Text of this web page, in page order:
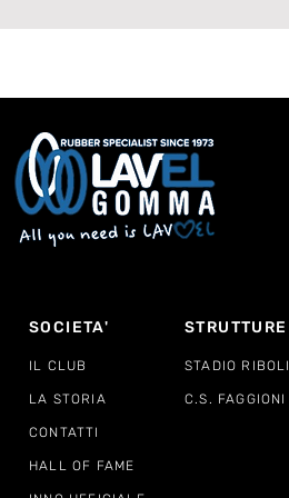
SOCIETA' STRUTTURE
IL CLUB STADIO RIBOLI
LA STORIA C.S. FAGGIONI
CONTATTI
HALL OF FAME